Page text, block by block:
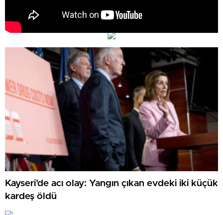
Kayseri’de acı olay: Yangın çıkan evdeki iki küçük
kardeş öldü